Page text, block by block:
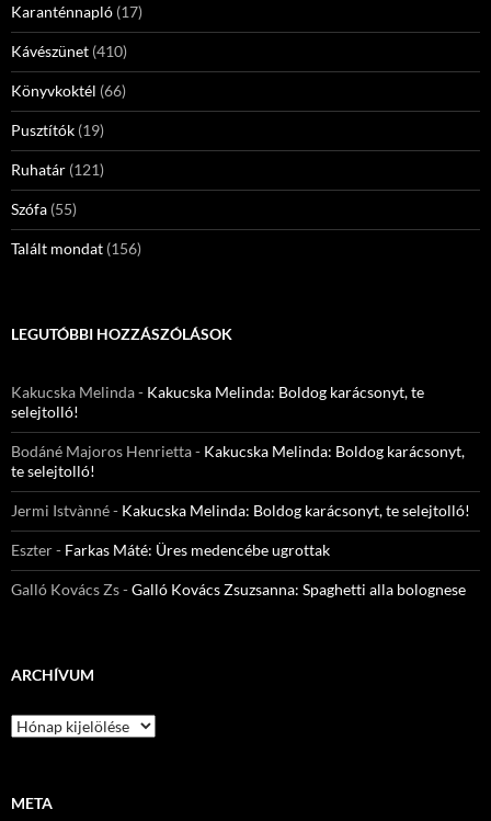
Karanténnapló (17)
Kávészünet (410)
Könyvkoktél (66)
Pusztítók (19)
Ruhatár (121)
Szófa (55)
Talált mondat (156)
LEGUTÓBBI HOZZÁSZÓLÁSOK
Kakucska Melinda- Kakucska Melinda: Boldog karácsonyt, te
selejtolló!
Bodáné Majoros Henrietta- Kakucska Melinda: Boldog karácsonyt,
te selejtolló!
Jermi Istvànné- Kakucska Melinda: Boldog karácsonyt, te selejtolló!
Eszter- Farkas Máté: Üres medencébe ugrottak
Galló Kovács Zs-Galló Kovács Zsuzsanna: Spaghetti alla bolognese
ARCHÍVUM
Archívum
META